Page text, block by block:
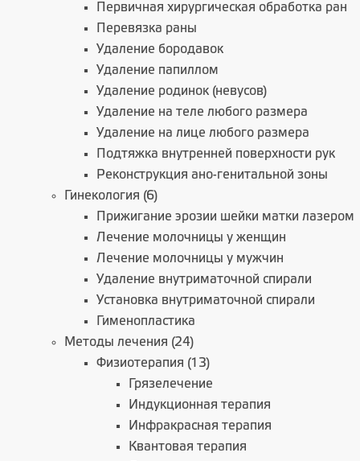
Первичная хирургическая обработка ран
Перевязка раны
Удаление бородавок
Удаление папиллом
Удаление родинок (невусов)
Удаление на теле любого размера
Удаление на лице любого размера
Подтяжка внутренней поверхности рук
Реконструкция ано-генитальной зоны
Гинекология (6)
Прижигание эрозии шейки матки лазером
Лечение молочницы у женщин
Лечение молочницы у мужчин
Удаление внутриматочной спирали
Установка внутриматочной спирали
Гименопластика
Методы лечения (24)
Физиотерапия (13)
Грязелечение
Индукционная терапия
Инфракрасная терапия
Квантовая терапия